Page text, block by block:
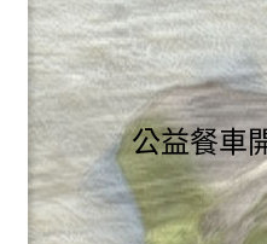
公益餐車